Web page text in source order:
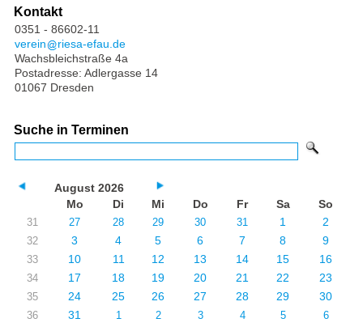
Kontakt
0351 - 86602-11
verein
riesa-efau.de
Wachsbleichstraße 4a
Postadresse: Adlergasse 14
01067 Dresden
Suche in Terminen
August 2026
Mo
Di Mi Do Fr Sa So
31 27 28 29 30 31 1 2
32 3 4 5 6 7 8 9
33 10 11 12 13 14 15 16
34 17 18 19 20 21 22 23
35 24 25 26 27 28 29 30
36 31 1 2 3 4 5 6